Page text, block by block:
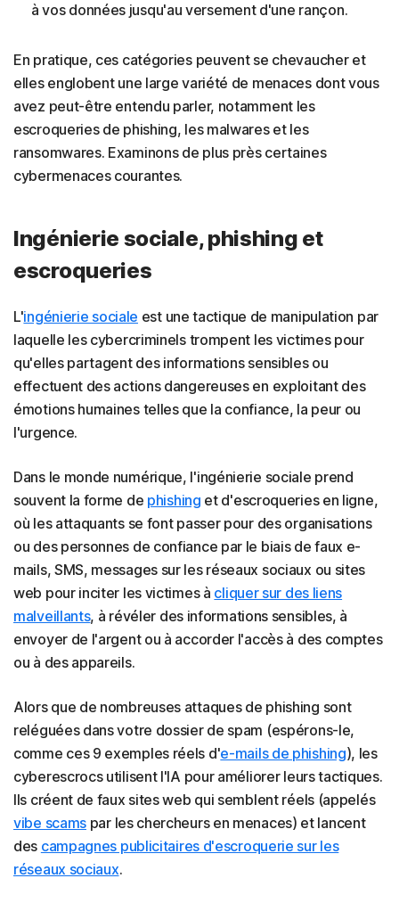
à vos données jusqu'au versement d'une rançon.
En pratique, ces catégories peuvent se chevaucher et
elles englobent une large variété de menaces dont vous
avez peut-être entendu parler, notamment les
escroqueries de phishing, les malwares et les
ransomwares. Examinons de plus près certaines
cybermenaces courantes.
Ingénierie sociale, phishing et
escroqueries
L'ingénierie sociale est une tactique de manipulation par
laquelle les cybercriminels trompent les victimes pour
qu'elles partagent des informations sensibles ou
effectuent des actions dangereuses en exploitant des
émotions humaines telles que la confiance, la peur ou
l'urgence.
Dans le monde numérique, l'ingénierie sociale prend
souvent la forme de phishing et d'escroqueries en ligne,
où les attaquants se font passer pour des organisations
ou des personnes de confiance par le biais de faux e-
mails, SMS, messages sur les réseaux sociaux ou sites
web pour inciter les victimes à cliquer sur des liens
malveillants, à révéler des informations sensibles, à
envoyer de l'argent ou à accorder l'accès à des comptes
ou à des appareils.
Alors que de nombreuses attaques de phishing sont
reléguées dans votre dossier de spam (espérons-le,
comme ces 9 exemples réels d'e-mails de phishing), les
cyberescrocs utilisent l'IA pour améliorer leurs tactiques.
Ils créent de faux sites web qui semblent réels (appelés
vibe scams par les chercheurs en menaces) et lancent
des campagnes publicitaires d'escroquerie sur les
réseaux sociaux.